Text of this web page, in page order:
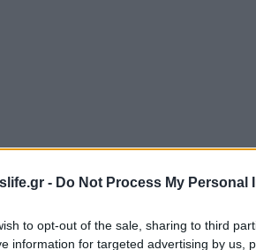
- Do Not Process My Personal
to opt-out of the sale, sharing to third
information for targeted advertising by us,